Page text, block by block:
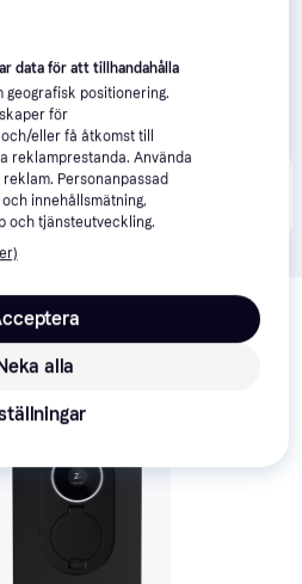
butik som valt att inte
av produkter som kanske skulle
200+
data för att tillhandahålla
geografisk positionering.
för
eller få åtkomst till
reklamprestanda. Använda
Personanpassad
innehållsmätning,
och tjänsteutveckling.
alla